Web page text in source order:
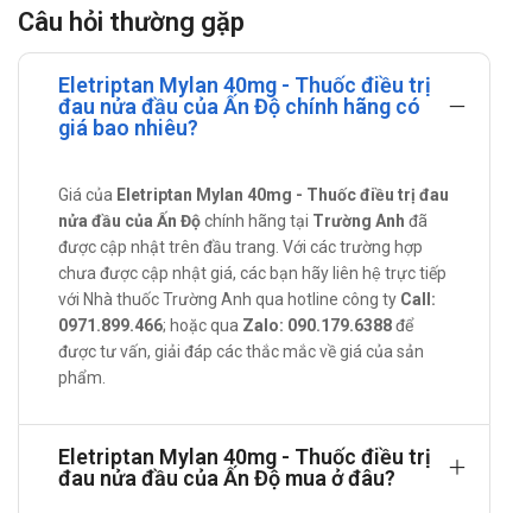
40mg
Điều trị chứng đau nửa đầu có hoặc không kèm theo buồn
nôn, nhạy cảm với ánh sáng hoặc âm thanh ở người lớn.
Cách dùng - liều dùng của Eletriptan
Hướng dẫn sử dụng:
Cách dùng:
Sử dụng bằng đường uống, nên nuốt toàn bộ viên
thuốc, với một cốc nước, trước hoặc sau bữa ăn.
Liều dùng:
trạng đau đầu không giảm, bạn có thể sử dụng tiếp
viên thuốc thứ 2.
Tối đa: 80 mg (viên nén 2 x 40 mg) trong 24 giờ.
Câu hỏi thường gặp
Eletriptan Mylan 40mg - Thuốc điều trị
đau nửa đầu của Ấn Độ chính hãng có
giá bao nhiêu?
Giá của Eletriptan Mylan 40mg - Thuốc điều trị đau
nửa đầu của Ấn Độchính hãng tại Trường Anh đã
được cập nhật trên đầu trang. Với các trường hợp
chưa được cập nhật giá, các bạn hãy liên hệ trực tiếp
với Nhà thuốc Trường Anh qua hotline công ty Call:
0971.899.466; hoặc qua Zalo: 090.179.6388để
được tư vấn, giải đáp các thắc mắc về giá của sản
phẩm.
Eletriptan Mylan 40mg - Thuốc điều trị
đau nửa đầu của Ấn Độ mua ở đâu?